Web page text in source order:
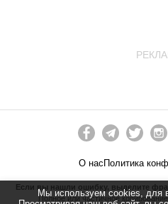
Мы используем cookies, для
О насПолитика
Если вы нашли ошибку, выделите
Полное или частичное